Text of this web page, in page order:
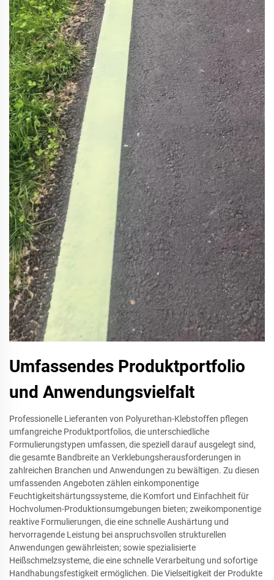
Umfassendes Produktportfolio
und Anwendungsvielfalt
Professionelle Lieferanten von Polyurethan-Klebstoffen pflegen
umfangreiche Produktportfolios, die unterschiedliche
Formulierungstypen umfassen, die speziell darauf ausgelegt sind,
die gesamte Bandbreite an Verklebungsherausforderungen in
zahlreichen Branchen und Anwendungen zu bewältigen. Zu diesen
umfassenden Angeboten zählen einkomponentige
Feuchtigkeitshärtungssysteme, die Komfort und Einfachheit für
Hochvolumen-Produktionsumgebungen bieten; zweikomponentige
reaktive Formulierungen, die eine schnelle Aushärtung und
hervorragende Leistung bei anspruchsvollen strukturellen
Anwendungen gewährleisten; sowie spezialisierte
Heißschmelzsysteme, die eine schnelle Verarbeitung und sofortige
Handhabungsfestigkeit ermöglichen. Die Vielseitigkeit der Produkte